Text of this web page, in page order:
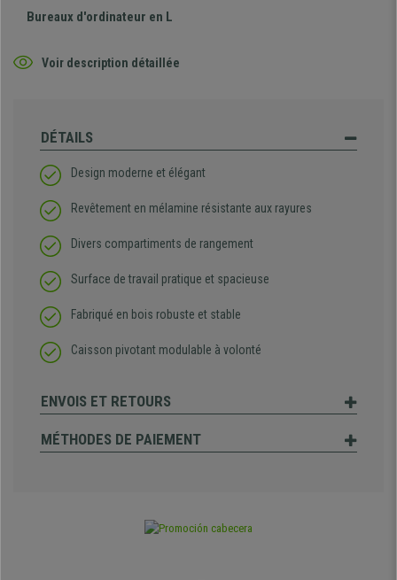
Bureaux d'ordinateur en L
Voir description détaillée
DÉTAILS
Design moderne et élégant
Revêtement en mélamine résistante aux rayures
Divers compartiments de rangement
Surface de travail pratique et spacieuse
Fabriqué en bois robuste et stable
Caisson pivotant modulable à volonté
ENVOIS ET RETOURS
MÉTHODES DE PAIEMENT